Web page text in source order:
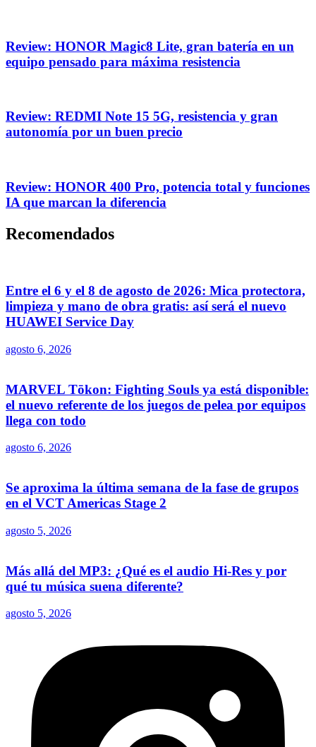
Review: HONOR Magic8 Lite, gran batería en un
equipo pensado para máxima resistencia
Review: REDMI Note 15 5G, resistencia y gran
autonomía por un buen precio
Review: HONOR 400 Pro, potencia total y funciones
IA que marcan la diferencia
Recomendados
Entre el 6 y el 8 de agosto de 2026: Mica protectora,
limpieza y mano de obra gratis: así será el nuevo
HUAWEI Service Day
agosto 6, 2026
MARVEL Tōkon: Fighting Souls ya está disponible:
el nuevo referente de los juegos de pelea por equipos
llega con todo
agosto 6, 2026
Se aproxima la última semana de la fase de grupos
en el VCT Americas Stage 2
agosto 5, 2026
Más allá del MP3: ¿Qué es el audio Hi-Res y por
qué tu música suena diferente?
agosto 5, 2026